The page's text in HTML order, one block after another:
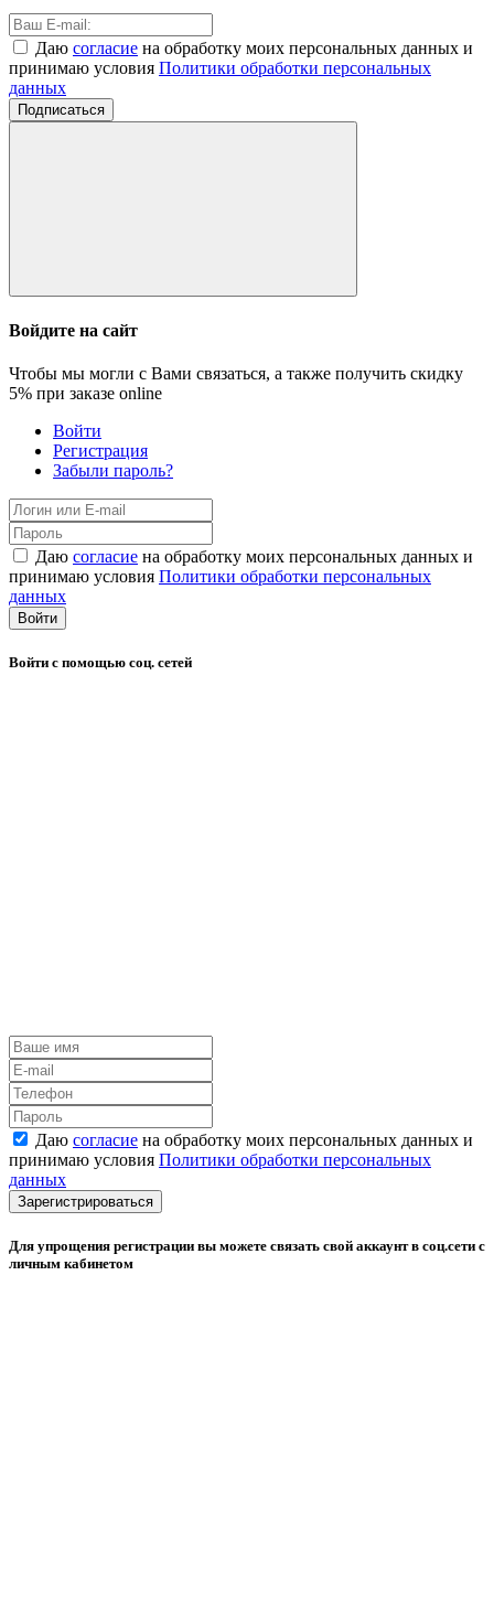
Даю согласие на обработку моих персональных данных и
принимаю условия Политики обработки персональных
данных
Подписаться
Войдите на сайт
Чтобы мы могли с Вами связаться, а также получить скидку
5% при заказе online
Войти
Регистрация
Забыли пароль?
Даю согласие на обработку моих персональных данных и
принимаю условия Политики обработки персональных
данных
Войти
Войти с помощью соц. сетей
Даю согласие на обработку моих персональных данных и
принимаю условия Политики обработки персональных
данных
Зарегистрироваться
Для упрощения регистрации вы можете связать свой аккаунт в соц.сети с
личным кабинетом